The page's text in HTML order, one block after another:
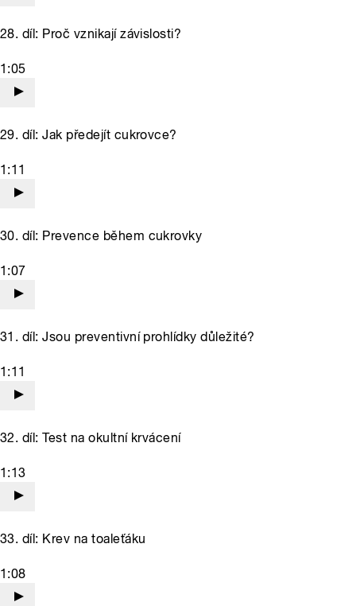
28. díl: Proč vznikají závislosti?
1:05
29. díl: Jak předejít cukrovce?
1:11
30. díl: Prevence během cukrovky
1:07
31. díl: Jsou preventivní prohlídky důležité?
1:11
32. díl: Test na okultní krvácení
1:13
33. díl: Krev na toaleťáku
1:08